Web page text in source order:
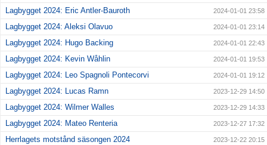
Lagbygget 2024: Eric Antler-Bauroth 2024-01-01 23:58
Lagbygget 2024: Aleksi Olavuo 2024-01-01 23:14
Lagbygget 2024: Hugo Backing 2024-01-01 22:43
Lagbygget 2024: Kevin Wåhlin 2024-01-01 19:53
Lagbygget 2024: Leo Spagnoli Pontecorvi 2024-01-01 19:12
Lagbygget 2024: Lucas Ramn 2023-12-29 14:50
Lagbygget 2024: Wilmer Walles 2023-12-29 14:33
Lagbygget 2024: Mateo Renteria 2023-12-27 17:32
Herrlagets motstånd säsongen 2024 2023-12-22 20:15